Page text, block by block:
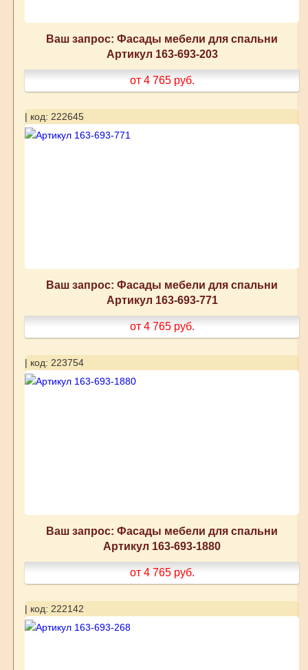
Ваш запрос: Фасады мебели для спальни
Артикул 163-693-203
от 4 765 руб.
| код: 222645
Ваш запрос: Фасады мебели для спальни
Артикул 163-693-771
от 4 765 руб.
| код: 223754
Ваш запрос: Фасады мебели для спальни
Артикул 163-693-1880
от 4 765 руб.
| код: 222142